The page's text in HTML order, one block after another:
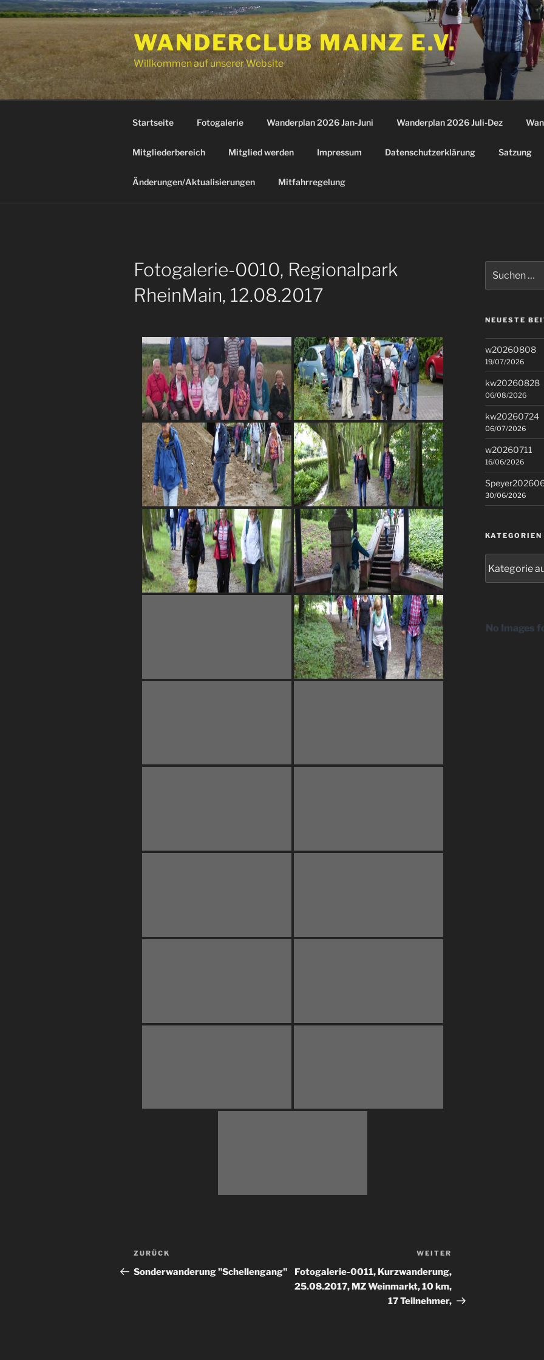
Zum
Inhalt
springen
WANDERCLUB MAINZ E.V.
Willkommen auf unserer Website
Startseite Fotogalerie Wanderplan 2026 Jan-Juni Wanderplan 2026 Juli-Dez
Mitgliederbereich Mitglied werden Impressum Datenschutzerklärung Satzung
Änderungen/Aktualisierungen Mitfahrregelung
Fotogalerie-0010, Regionalpark
RheinMain, 12.08.2017
Beitragsnavigation
Vorheriger
Beitrag
ZURÜCK
Sonderwanderung "Schellengang"
WEITER
Fotogalerie-0011, Kurzwanderung,
25.08.2017, MZ Weinmarkt, 10 km,
17 Teilnehmer,
nach:
NEUESTE
w20260808
19/07/2026
kw20260828
06/08/2026
kw20260724
06/07/2026
w20260711
16/06/2026
30/06/2026
KATEGORIEN
No Images